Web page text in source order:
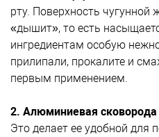
рту. Поверхность чугунной
«дышит», то есть
ингредиентам особую
прилипали, прокалите и
первым применением.
2. Алюминиевая сковорода
Это делает ее удобной для